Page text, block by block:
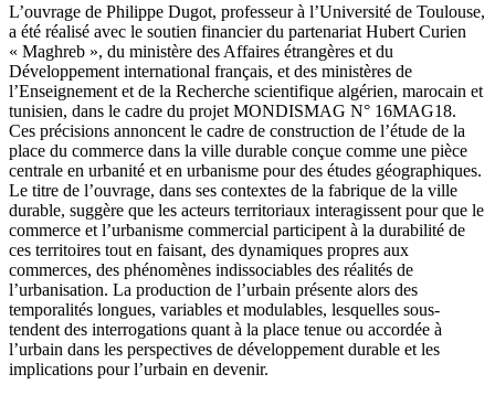
L’ouvrage de Philippe Dugot, professeur à l’Université de Toulouse,
a été réalisé avec le soutien financier du partenariat Hubert Curien
« Maghreb », du ministère des Affaires étrangères et du
Développement international français, et des ministères de
l’Enseignement et de la Recherche scientifique algérien, marocain et
tunisien, dans le cadre du projet MONDISMAG N° 16MAG18.
Ces précisions annoncent le cadre de construction de l’étude de la
place du commerce dans la ville durable conçue comme une pièce
centrale en urbanité et en urbanisme pour des études géographiques.
Le titre de l’ouvrage, dans ses contextes de la fabrique de la ville
durable, suggère que les acteurs territoriaux interagissent pour que le
commerce et l’urbanisme commercial participent à la durabilité de
ces territoires tout en faisant, des dynamiques propres aux
commerces, des phénomènes indissociables des réalités de
l’urbanisation. La production de l’urbain présente alors des
temporalités longues, variables et modulables, lesquelles sous-
tendent des interrogations quant à la place tenue ou accordée à
l’urbain dans les perspectives de développement durable et les
implications pour l’urbain en devenir.